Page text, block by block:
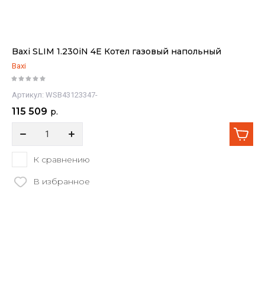
Baxi SLIM 1.230iN 4E Котел газовый напольный
Baxi
Артикул: WSB43123347-
115 509 р.
К сравнению
В избранное